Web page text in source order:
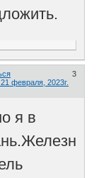
3
февраля, 2023г.
я в